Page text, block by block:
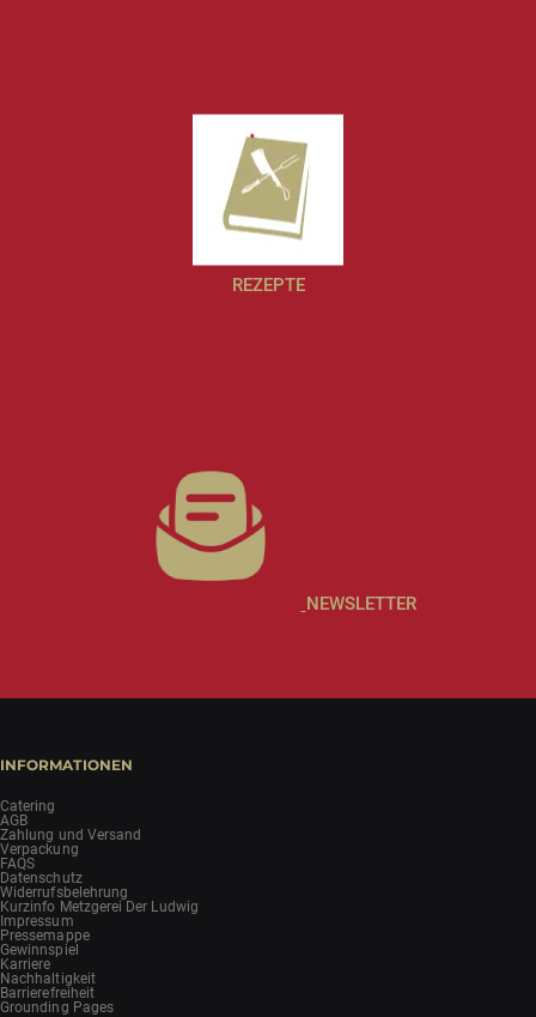
REZEPTE
NEWSLETTER
INFORMATIONEN
Catering
AGB
Zahlung und Versand
Verpackung
FAQS
Datenschutz
Widerrufsbelehrung
Kurzinfo Metzgerei Der Ludwig
Impressum
Pressemappe
Gewinnspiel
Karriere
Nachhaltigkeit
Barrierefreiheit
Grounding Pages